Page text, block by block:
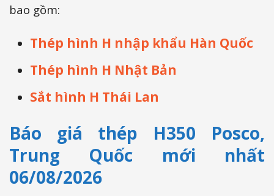
bao gồm:
Thép hình H nhập khẩu Hàn Quốc
Thép hình H Nhật Bản
Sắt hình H Thái Lan
Báo giá thép H350 Posco,
Trung Quốc mới nhất
06/08/2026